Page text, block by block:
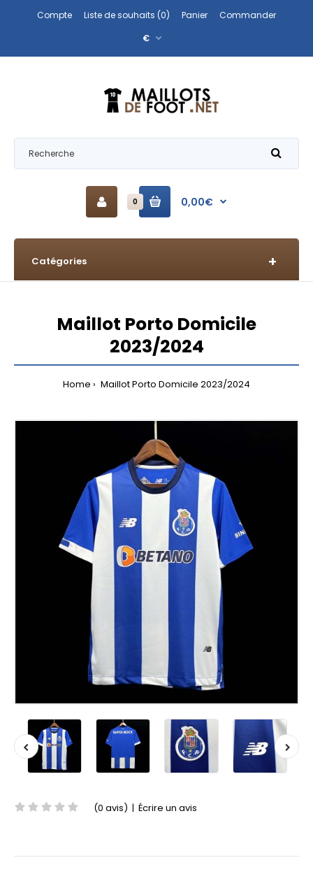
Compte Liste de souhaits (0) Panier
Commander
€
0 0,00€
Catégories
Maillot Porto Domicile
2023/2024
Home Maillot Porto Domicile 2023/2024
(0 avis) | Écrire un avis